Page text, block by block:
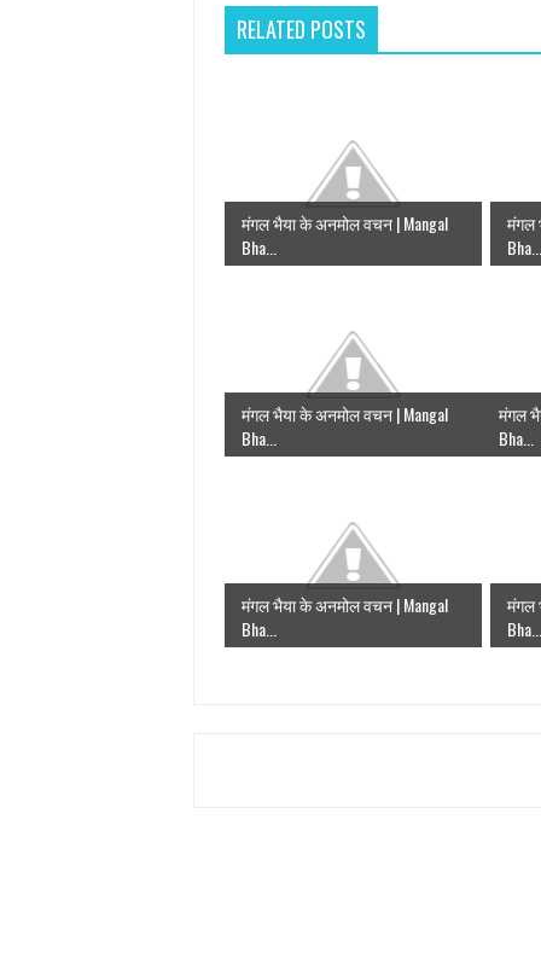
RELATED POSTS
मंगल भैया के अनमोल वचन | Mangal
Bha...
मंगल
Bha...
मंगल भैया के अनमोल वचन | Mangal
Bha...
मंगल
Bha...
मंगल भैया के अनमोल वचन | Mangal
Bha...
मंगल
Bha...